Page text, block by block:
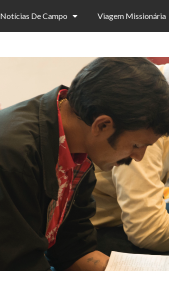
Notícias De Campo Viagem Missionária